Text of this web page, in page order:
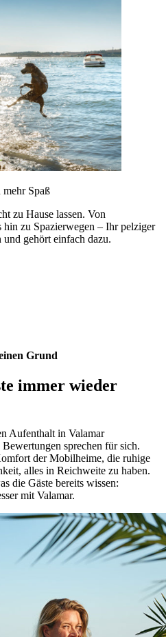
Spaß
zu Hause lassen. Von
zu Spazierwegen – Ihr pelziger
gehört einfach dazu.
Grund
immer wieder
Aufenthalt in Valamar
sprechen für sich.
der Mobilheime, die ruhige
alles in Reichweite zu haben.
die Gäste bereits wissen:
mit Valamar.